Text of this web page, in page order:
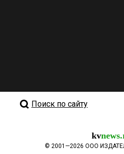
Поиск по сайту
kv
© 2001—2026 ООО